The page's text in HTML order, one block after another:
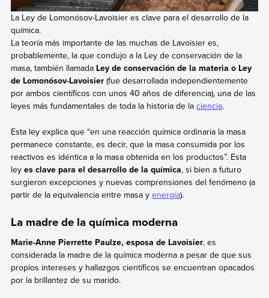
La Ley de Lomonósov-Lavoisier es clave para el desarrollo de la
química.
La teoría más importante de las muchas de Lavoisier es,
probablemente, la que condujo a la Ley de conservación de la
masa, también llamada Ley de conservación de la materia o Ley
de Lomonósov-Lavoisier(fue desarrollada independientemente
por ambos científicos con unos 40 años de diferencia), una de las
leyes más fundamentales de toda la historia de la ciencia.
Esta ley explica que “en una reacción química ordinaria la masa
permanece constante, es decir, que la masa consumida por los
reactivos es idéntica a la masa obtenida en los productos”. Esta
ley es clave para el desarrollo de la química, si bien a futuro
surgieron excepciones y nuevas comprensiones del fenómeno (a
partir de la equivalencia entre masa y energía).
La madre de la química moderna
Marie-Anne Pierrette Paulze, esposa de Lavoisier, es
considerada la madre de la química moderna a pesar de que sus
propios intereses y hallazgos científicos se encuentran opacados
por la brillantez de su marido.